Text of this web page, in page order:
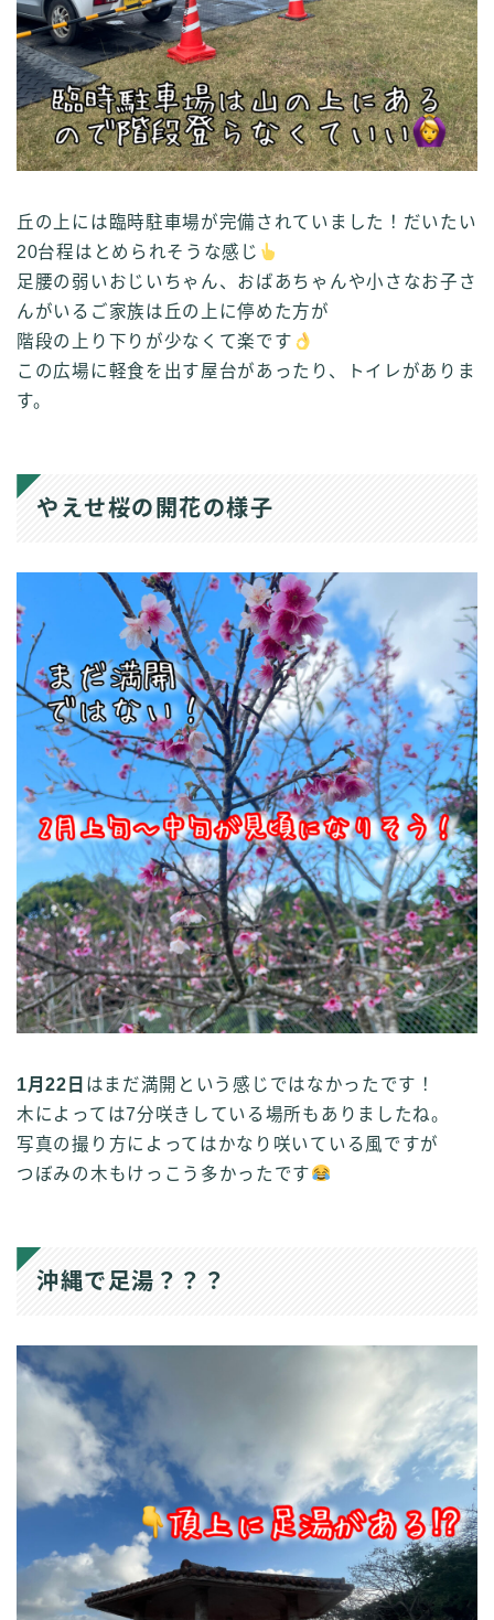
丘の上には臨時駐車場が完備されていました！だいたい
20台程はとめられそうな感じ
足腰の弱いおじいちゃん、おばあちゃんや小さなお子さ
んがいるご家族は丘の上に停めた方が
階段の上り下りが少なくて楽です
この広場に軽食を出す屋台があったり、トイレがありま
す。
やえせ桜の開花の様子
1月22日 はまだ満開という感じではなかったです！
木によっては7分咲きしている場所もありましたね。
写真の撮り方によってはかなり咲いている風ですが
つぼみの木もけっこう多かったです
沖縄で足湯？？？